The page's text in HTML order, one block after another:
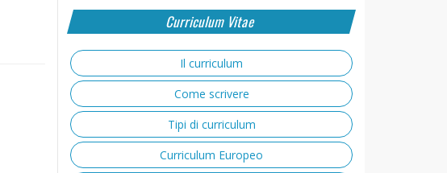
Curriculum Vitae
Il curriculum
Come scrivere
Tipi di curriculum
Curriculum Europeo